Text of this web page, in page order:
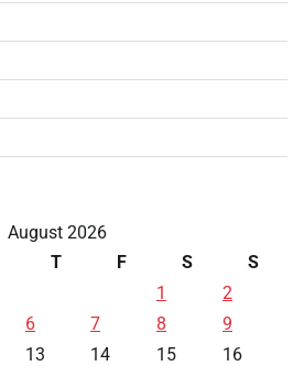
August 2026
T F S
S
1
2
6 7 8
9
13 14 15
16